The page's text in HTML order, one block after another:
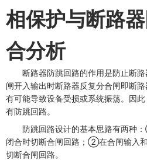
相保护与断路
合分析
断路器防跳回路的作用是防止断
闸开入输出时断路器反复分合闸即断
有可能导致设备受损或系统振荡。因
有防跳回路。
防跳回路设计的基本思路有两种
闭合时切断合闸回路；②在合闸输入
切断合闸回路。